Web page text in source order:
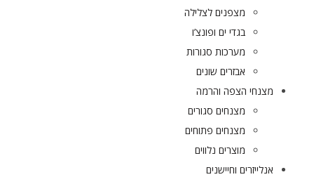
מצפנים לצלילה
בגדי ים ופונצ’ו
מערכות סגורות
אבזרים שונים
מצנחי הצפה והרמה
מצנחים סגורים
מצנחים פתוחים
מוצרים נלווים
אנלייזרים וחיישנים